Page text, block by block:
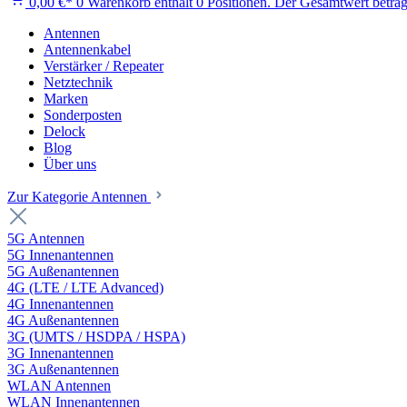
Antennen
Antennenkabel
Verstärker / Repeater
Netztechnik
Marken
Sonderposten
Delock
Blog
Über uns
Zur Kategorie Antennen
5G Antennen
5G Innenantennen
5G Außenantennen
4G (LTE / LTE Advanced)
4G Innenantennen
4G Außenantennen
3G (UMTS / HSDPA / HSPA)
3G Innenantennen
3G Außenantennen
WLAN Antennen
WLAN Innenantennen